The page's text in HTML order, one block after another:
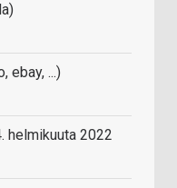
ebay, ...)
helmikuuta 2022